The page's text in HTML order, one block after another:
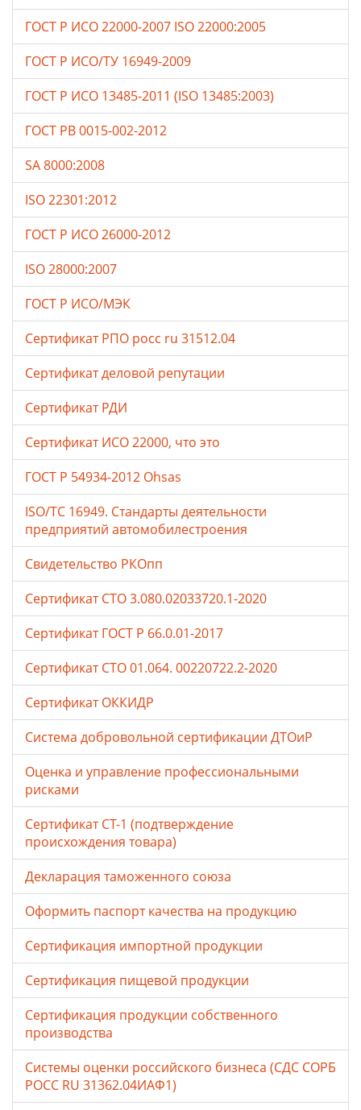
ГОСТ Р ИСО 22000-2007 ISO 22000:2005
ГОСТ Р ИСО/ТУ 16949-2009
ГОСТ Р ИСО 13485-2011 (ISO 13485:2003)
ГОСТ РВ 0015-002-2012
SA 8000:2008
ISO 22301:2012
ГОСТ Р ИСО 26000-2012
ISO 28000:2007
ГОСТ Р ИСО/МЭК
Сертификат РПО росс ru 31512.04
Сертификат деловой репутации
Сертификат РДИ
Сертификат ИСО 22000, что это
ГОСТ Р 54934-2012 Ohsas
ISO/TC 16949. Стандарты деятельности
предприятий автомобилестроения
Свидетельство РКОпп
Сертификат СТО 3.080.02033720.1-2020
Сертификат ГОСТ Р 66.0.01-2017
Сертификат СТО 01.064. 00220722.2-2020
Сертификат ОККИДР
Система добровольной сертификации ДТОиР
Оценка и управление профессиональными
рисками
Сертификат СТ-1 (подтверждение
происхождения товара)
Декларация таможенного союза
Оформить паспорт качества на продукцию
Сертификация импортной продукции
Сертификация пищевой продукции
Сертификация продукции собственного
производства
Системы оценки российского бизнеса (СДС СОРБ
РОСС RU 31362.04ИАФ1)